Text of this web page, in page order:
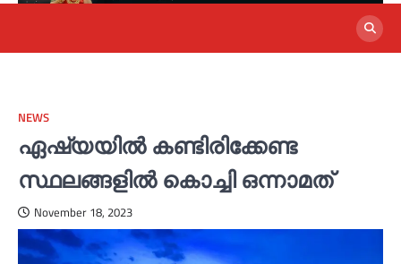
NEWS
ഏഷ്യയില്‍ കണ്ടിരിക്കേണ്ട
സ്ഥലങ്ങളില്‍ കൊച്ചി ഒന്നാമത്
November 18, 2023